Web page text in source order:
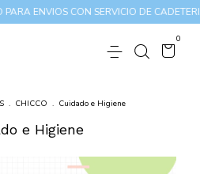
ENVIOS CON SERVICIO DE
0
. CHICCO . Cuidado e Higiene
e Higiene